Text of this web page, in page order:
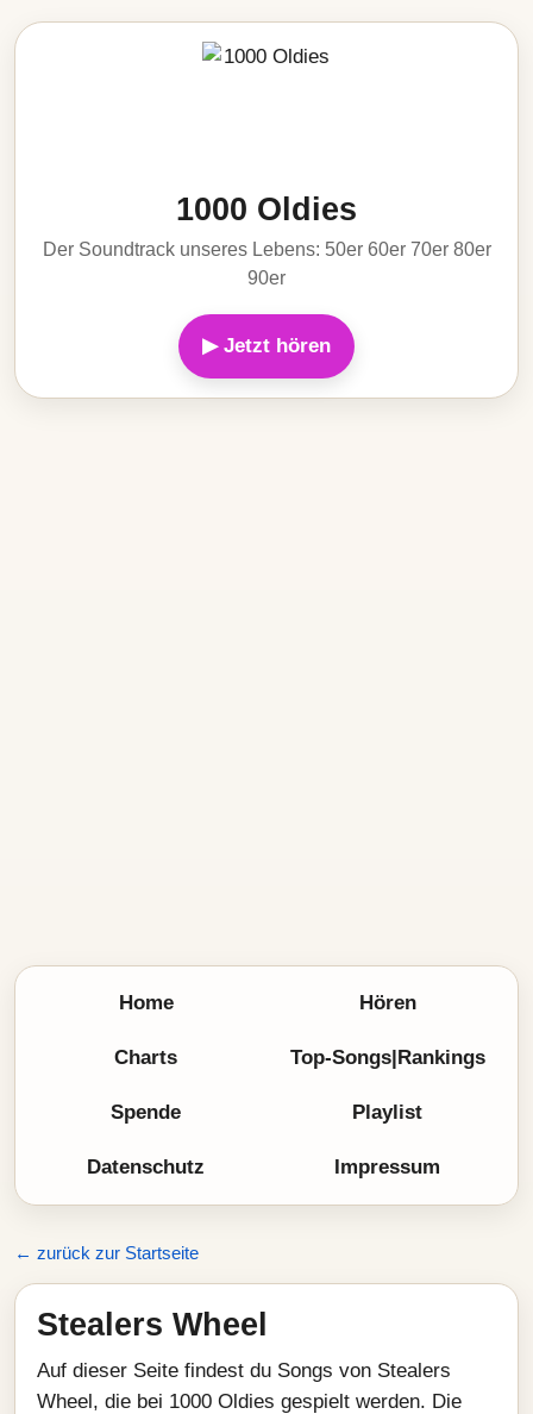
1000 Oldies
Der Soundtrack unseres Lebens: 50er 60er 70er 80er
90er
▶ Jetzt hören
Home Hören
Charts Top-Songs|Rankings
Spende Playlist
Datenschutz Impressum
← zurück zur Startseite
Stealers Wheel
Auf dieser Seite findest du Songs von Stealers
Wheel, die bei 1000 Oldies gespielt werden. Die